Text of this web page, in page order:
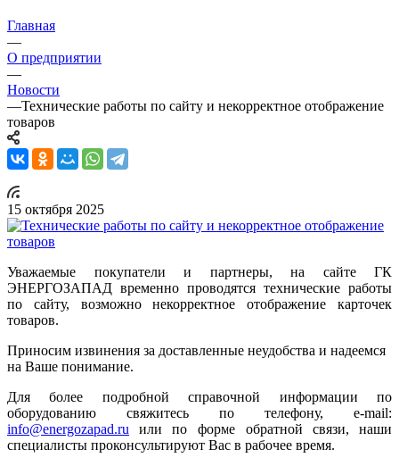
Главная
—
О предприятии
—
Новости
—Технические работы по сайту и некорректное отображение
товаров
15 октября 2025
Уважаемые покупатели и партнеры, на сайте ГК
ЭНЕРГОЗАПАД временно проводятся технические работы
по сайту, возможно некорректное отображение карточек
товаров.
Приносим извинения за доставленные неудобства и надеемся
на Ваше понимание.
Для более подробной справочной информации по
оборудованию свяжитесь по телефону, e-mail:
info@energozapad.ru или по форме обратной связи, наши
специалисты проконсультируют Вас в рабочее время.